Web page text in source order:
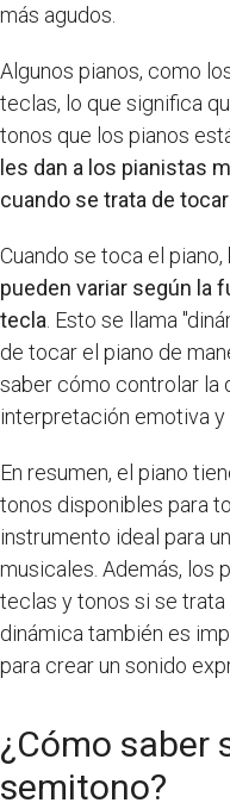
más agudos.
Algunos pianos, como
teclas, lo que significa
tonos que los pianos
les dan a los pianistas
cuando se trata de
Cuando se toca el piano,
pueden variar según la
tecla . Esto se llama
de tocar el piano de
saber cómo controlar la
interpretación emotiva y
En resumen, el piano
tonos disponibles para
instrumento ideal para
musicales. Además, los
teclas y tonos si se
dinámica también es
para crear un sonido
¿Cómo saber
semitono?